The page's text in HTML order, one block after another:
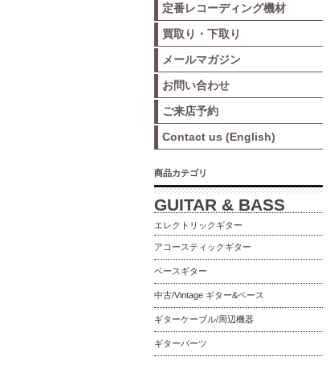
定番レコーディング機材
買取り・下取り
メールマガジン
お問い合わせ
ご来店予約
Contact us (English)
商品カテゴリ
GUITAR & BASS
エレクトリックギター
アコースティックギター
ベースギター
中古/Vintage ギター&ベース
ギターケーブル/周辺機器
ギターパーツ